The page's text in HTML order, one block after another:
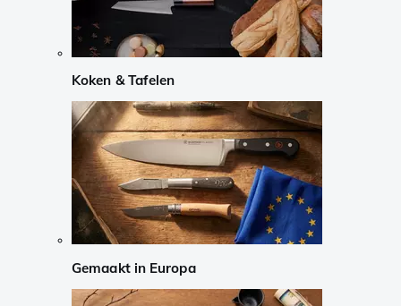
Koken & Tafelen
Gemaakt in Europa